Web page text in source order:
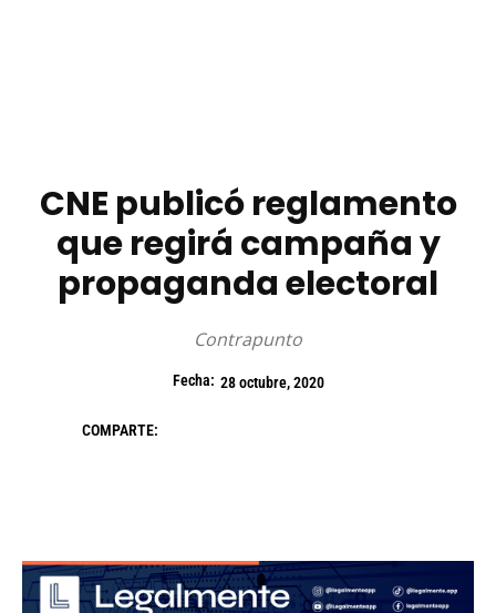
CNE publicó reglamento
que regirá campaña y
propaganda electoral
Contrapunto
Fecha: 28 octubre, 2020
COMPARTE: